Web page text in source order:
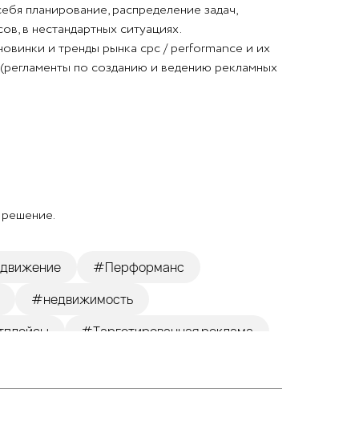
планирование, распределение задач,
в нестандартных ситуациях.
и тренды рынка cpc / performance и их
по созданию и ведению рекламных
#Перформанс
#недвижимость
#Таргетированная реклама